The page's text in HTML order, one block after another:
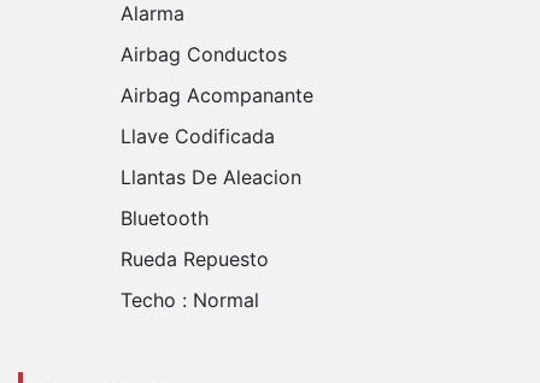
Alarma
Airbag Conductos
Airbag Acompanante
Llave Codificada
Llantas De Aleacion
Bluetooth
Rueda Repuesto
Techo : Normal